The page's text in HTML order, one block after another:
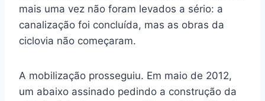
mais uma vez não foram levados a sério: a
canalização foi concluída, mas as obras da
ciclovia não começaram.
A mobilização prosseguiu. Em maio de 2012,
um abaixo assinado pedindo a construção da